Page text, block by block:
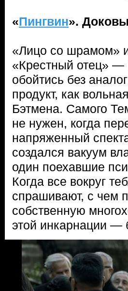
«Пингвин».
«Лицо со шрамом»
«Крестный отец» —
обойтись без
продукт, как
Бэтмена. Самого
не нужен, когда
напряженный
создался вакуум
один поехавшие
Когда все вокруг
спрашивают, с чем
собственную
этой инкарнации —